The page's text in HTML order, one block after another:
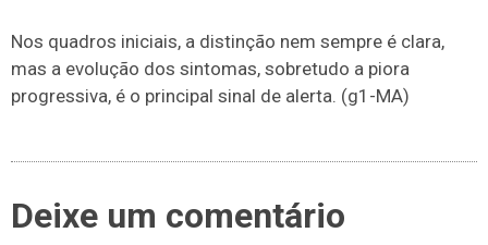
Nos quadros iniciais, a distinção nem sempre é clara,
mas a evolução dos sintomas, sobretudo a piora
progressiva, é o principal sinal de alerta. (g1-MA)
Deixe um comentário